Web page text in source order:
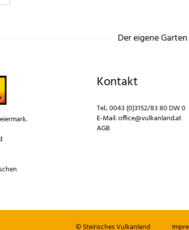
Der eigene
Kontakt
Tel.:0043 (0)3152/83 80 DW 0
E-Mail:office@vulkanland.at
AGB
© Steirisches Vulkanland